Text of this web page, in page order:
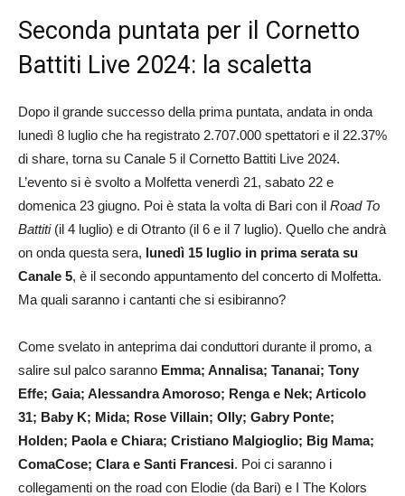
Seconda puntata per il Cornetto
Battiti Live 2024: la scaletta
Dopo il grande successo della prima puntata, andata in onda
lunedì 8 luglio che ha registrato 2.707.000 spettatori e il 22.37%
di share, torna su Canale 5 il Cornetto Battiti Live 2024.
L’evento si è svolto a Molfetta venerdì 21, sabato 22 e
domenica 23 giugno. Poi è stata la volta di Bari con il Road To
Battiti(il 4 luglio) e di Otranto (il 6 e il 7 luglio). Quello che andrà
on onda questa sera, lunedì 15 luglio in prima serata su
Canale 5, è il secondo appuntamento del concerto di Molfetta.
Ma quali saranno i cantanti che si esibiranno?
Come svelato in anteprima dai conduttori durante il promo, a
salire sul palco saranno Emma; Annalisa; Tananai; Tony
Effe; Gaia; Alessandra Amoroso; Renga e Nek; Articolo
31; Baby K; Mida; Rose Villain; Olly; Gabry Ponte;
Holden; Paola e Chiara; Cristiano Malgioglio; Big Mama;
ComaCose; Clara e Santi Francesi. Poi ci saranno i
collegamenti on the road con Elodie (da Bari) e I The Kolors